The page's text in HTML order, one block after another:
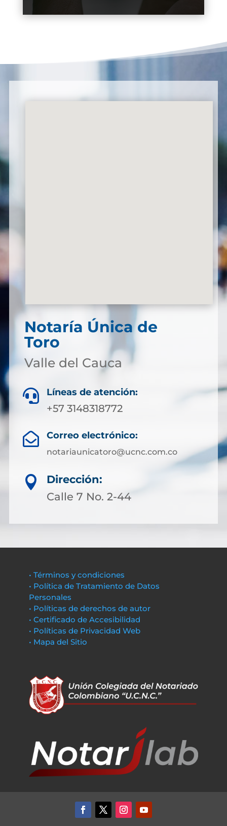
Notaría Única de
Toro
Valle del Cauca
 Líneas de atención:
+57 3148318772
 Correo electrónico:
notariaunicatoro@ucnc.com.co

Dirección:
Calle 7 No. 2-44
• Términos y condiciones
• Política de Tratamiento de Datos
Personales
• Políticas de derechos de autor
• Certificado de Accesibilidad
• Políticas de Privacidad Web
• Mapa del Sitio